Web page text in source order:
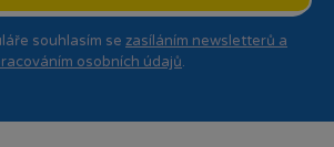
souhlasím se zasíláním newsletterů a
osobních údajů.